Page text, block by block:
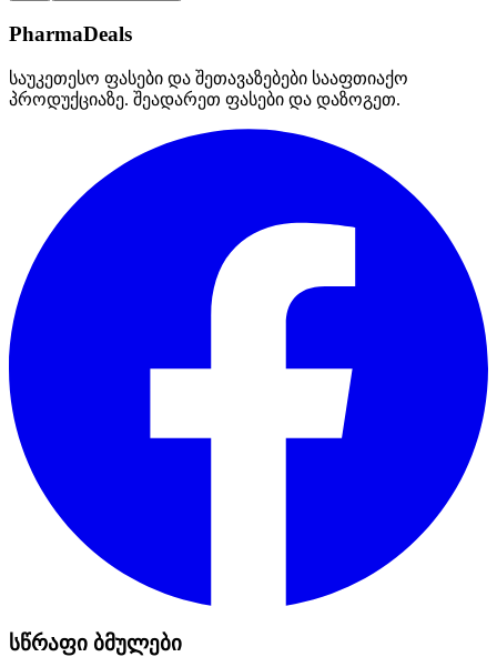
PharmaDeals
საუკეთესო ფასები და შეთავაზებები სააფთიაქო
პროდუქციაზე. შეადარეთ ფასები და დაზოგეთ.
სწრაფი ბმულები